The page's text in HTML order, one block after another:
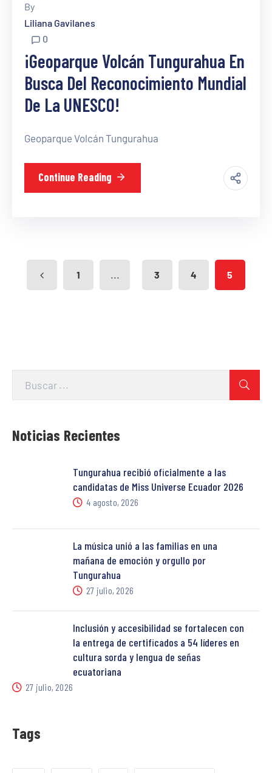
By
Liliana Gavilanes
0
¡Geoparque Volcán Tungurahua En
Busca Del Reconocimiento Mundial
De La UNESCO!
Geoparque Volcán Tungurahua
Continue Reading
1 ... 3 4 5
Noticias Recientes
Tungurahua recibió oficialmente a las
candidatas de Miss Universe Ecuador 2026
4 agosto, 2026
La música unió a las familias en una
mañana de emoción y orgullo por
Tungurahua
27 julio, 2026
Inclusión y accesibilidad se fortalecen con
la entrega de certificados a 54 líderes en
cultura sorda y lengua de señas
ecuatoriana
27 julio, 2026
Tags